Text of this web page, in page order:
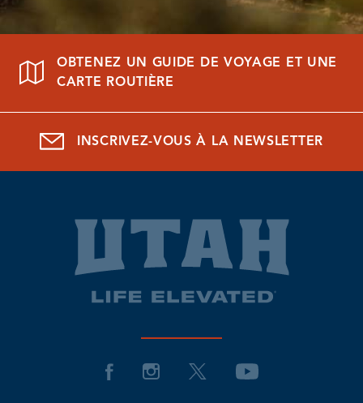
OBTENEZ UN GUIDE DE VOYAGE ET UNE
CARTE ROUTIÈRE
INSCRIVEZ-VOUS À LA NEWSLETTER